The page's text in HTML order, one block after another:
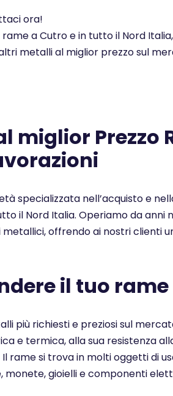
ora!
rame a Cutro e in tutto il Nord
metalli al miglior prezzo sul
miglior Prezzo
specializzata nell’acquisto e
il Nord Italia. Operiamo da anni
offrendo ai nostri clienti
il tuo
più richiesti e preziosi sul
e termica, alla sua resistenza
rame si trova in molti oggetti di
monete, gioielli e componenti